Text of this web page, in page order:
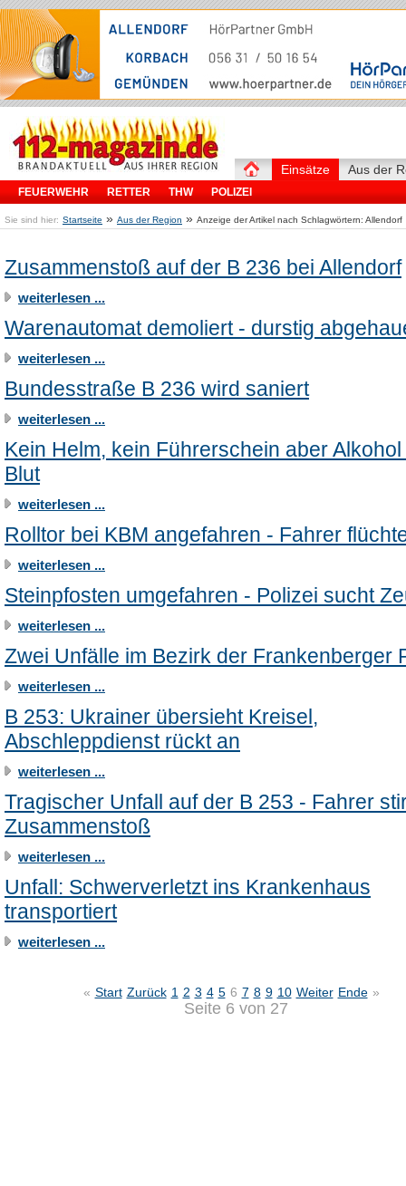
Einsätze
FEUERWEHR RETTER THW POLIZEI
Aus der
Sie sind hier: Startseite » Aus der Region » Anzeige der Artikel nach Schlagwörtern: Allendorf
Zusammenstoß auf der B 236 bei Allendorf
weiterlesen ...
Warenautomat demoliert - durstig
weiterlesen ...
Bundesstraße B 236 wird saniert
weiterlesen ...
Kein Helm, kein Führerschein aber Alkohol
Blut
weiterlesen ...
Rolltor bei KBM angefahren - Fahrer
weiterlesen ...
Steinpfosten umgefahren - Polizei sucht
weiterlesen ...
Zwei Unfälle im Bezirk der Frankenberger
weiterlesen ...
B 253: Ukrainer übersieht Kreisel,
Abschleppdienst rückt an
weiterlesen ...
Tragischer Unfall auf der B 253 - Fahrer
Zusammenstoß
weiterlesen ...
Unfall: Schwerverletzt ins Krankenhaus
transportiert
weiterlesen ...
« Start Zurück 1 2 3 4 5 6 7 8 9 10 Weiter Ende »
Seite 6 von 27